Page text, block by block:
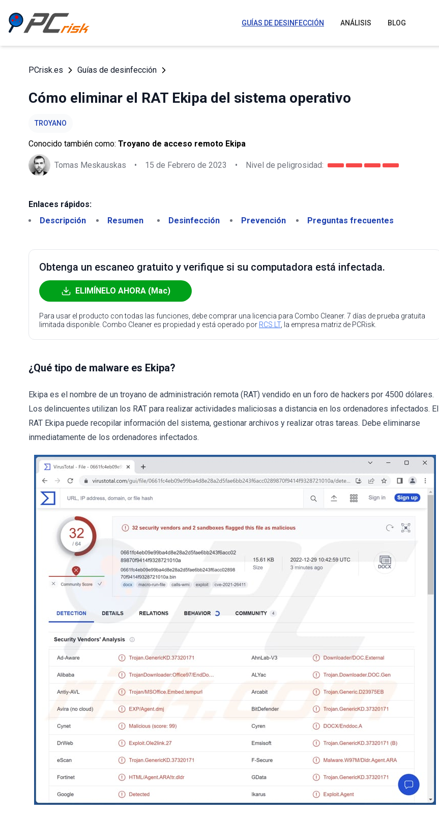
GUÍAS DE DESINFECCIÓN ANÁLISIS BLOG
PCrisk.es Guías de desinfección
Cómo eliminar el RAT Ekipa del sistema operativo
TROYANO
Conocido también como: Troyano de acceso remoto Ekipa
Tomas Meskauskas • 15 de Febrero de 2023 • Nivel de peligrosidad:
Enlaces rápidos:
Descripción
Resumen Desinfección Prevención Preguntas frecuentes
Obtenga un escaneo gratuito y verifique si su computadora está infectada.
ELIMÍNELO AHORA (Mac)
Para usar el producto con todas las funciones, debe comprar una licencia para Combo Cleaner. 7 días de prueba gratuita
limitada disponible. Combo Cleaner es propiedad y está operado por RCS LT, la empresa matriz de PCRisk.
¿Qué tipo de malware es Ekipa?
Ekipa es el nombre de un troyano de administración remota (RAT) vendido en un foro de hackers por 4500 dólares.
Los delincuentes utilizan los RAT para realizar actividades maliciosas a distancia en los ordenadores infectados. El
RAT Ekipa puede recopilar información del sistema, gestionar archivos y realizar otras tareas. Debe eliminarse
inmediatamente de los ordenadores infectados.